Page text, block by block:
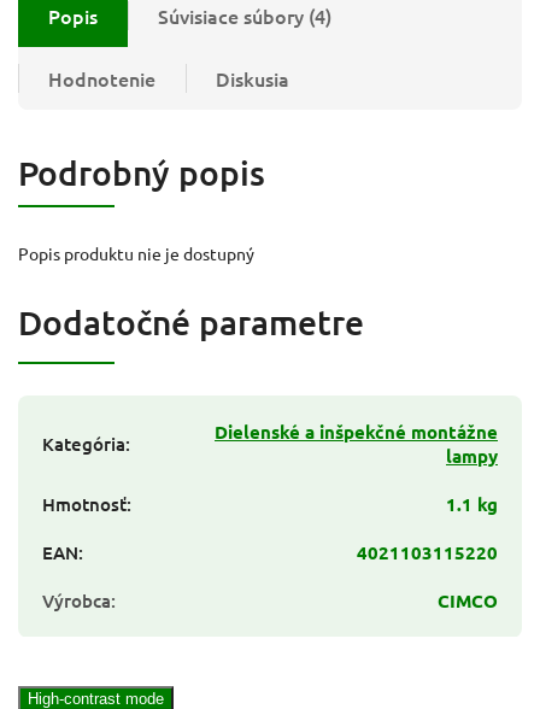
Popis Súvisiace súbory (4)
Hodnotenie Diskusia
Podrobný popis
Popis produktu nie je dostupný
Dodatočné parametre
Kategória:
Dielenské a inšpekčné montážne
lampy
Hmotnosť:
1.1 kg
EAN:
4021103115220
Výrobca: CIMCO
High-contrast mode